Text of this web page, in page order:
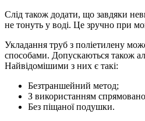
Слід також додати, що завдяки
не тонуть у воді. Це зручно при
Укладання труб з поліетилену
способами. Допускаються також
Найвідомішими з них є такі:
Безтраншейний метод;
З використанням
Без піщаної подушки.